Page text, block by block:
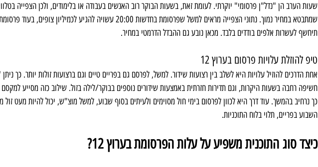
שעות הערב הן "נדל"ן פרסומי" יוקרתי. לעומת זאת, בשעות הבוקר רוב האנשים בעבודה או בלימודים, ולכן הצפייה
תיחשף לעשרות אלפים בודדים בלבד. מכאן נובע גם ההבדל הדרמטי במחיר.
טיפ להוזלת עלויות פרסום בערוץ 12
אחת הדרכים להוזיל עלויות היא לשלב בין רצועות שידור. למשל, לפרסם גם בפריים טיים וגם ברצועות זולות יותר. כך
חשיפה רחבה בשעות היקרות, וגם תדירות חזרתית באמצעות שידורים נוספים בבוקר/לילה בזול. שילוב כזה מסייע
כך נרחיב בהמשך. עוד דרך היא לכוון לפרסום בימי חול מסוימים ולעיתים בסוף שבוע, למשל מוצ"ש, יכול להיות מעט זול
השבוע בפריים, תלוי בלוח התוכניות.
כיצד סוג התוכנית משפיע על עלות הפרסומת בערוץ 12?